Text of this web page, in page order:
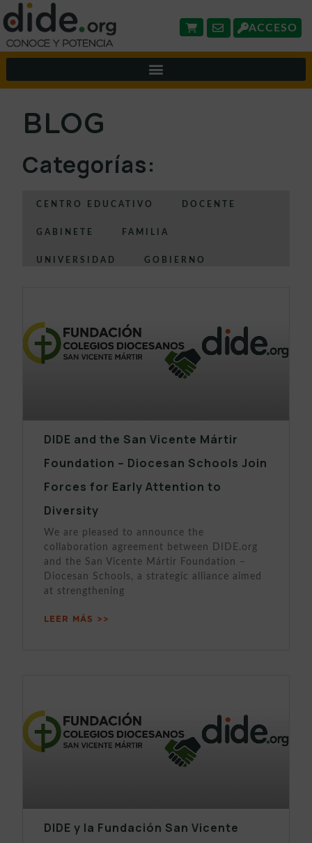
ACCESO
BLOG
Categorías:
CENTRO EDUCATIVO DOCENTE
GABINETE FAMILIA
UNIVERSIDAD GOBIERNO
DIDE and the San Vicente Mártir
Foundation – Diocesan Schools Join
Forces for Early Attention to
Diversity
We are pleased to announce the
collaboration agreement between DIDE.org
and the San Vicente Mártir Foundation –
Diocesan Schools, a strategic alliance aimed
at strengthening
LEER MÁS >>
DIDE y la Fundación San Vicente